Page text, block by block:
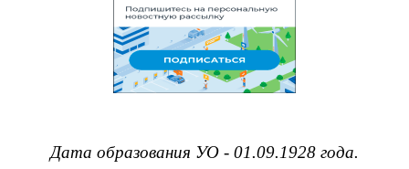
Дата образования УО - 01.09.1928 года.